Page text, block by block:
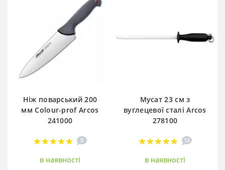
Ніж поварський 200
мм Сolour-prof Arcos
241000
5
в наявностi
Мусат 23 см з
вуглецевої сталі Arcos
278100
13
в наявностi